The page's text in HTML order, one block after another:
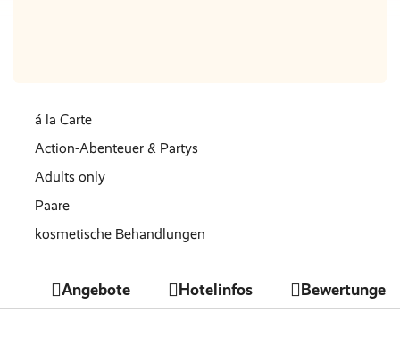
á la Carte
Action-Abenteuer & Partys
Adults only
Paare
kosmetische Behandlungen
Tauchen
Angebote Hotelinfos Bewertungen